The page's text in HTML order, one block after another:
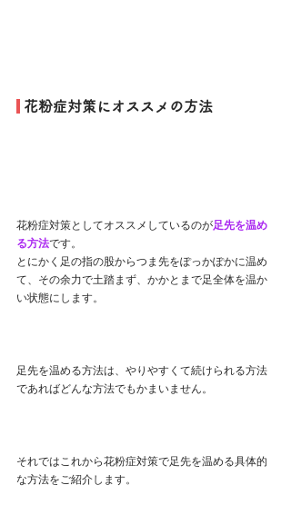
花粉症対策にオススメの方法
花粉症対策としてオススメしているのが足先を温め
る方法です。
とにかく足の指の股からつま先をぽっかぽかに温め
て、その余力で土踏まず、かかとまで足全体を温か
い状態にします。
足先を温める方法は、やりやすくて続けられる方法
であればどんな方法でもかまいません。
それではこれから花粉症対策で足先を温める具体的
な方法をご紹介します。